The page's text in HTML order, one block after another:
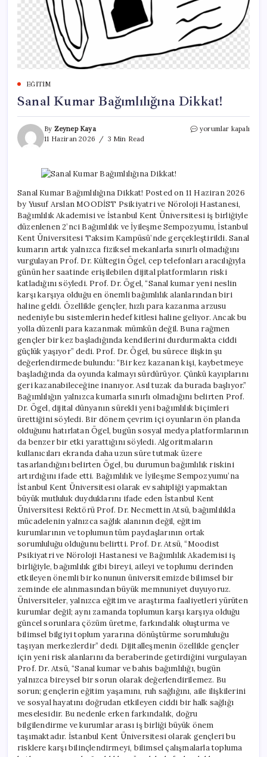
EĞITIM
Sanal Kumar Bağımlılığına Dikkat!
By Zeynep Kaya
11 Haziran 2026
3 Min Read
Sanal
yorumlar kapalı
Sanal Kumar Bağımlılığına Dikkat! Posted on 11 Haziran 2026
by Yusuf Arslan MOODİST Psikiyatri ve Nöroloji Hastanesi,
Bağımlılık Akademisi ve İstanbul Kent Üniversitesi iş birliğiyle
düzenlenen 2’nci Bağımlılık ve İyileşme Sempozyumu, İstanbul
Kent Üniversitesi Taksim Kampüsü’nde gerçekleştirildi. Sanal
kumarın artık yalnızca fiziksel mekanlarla sınırlı olmadığını
vurgulayan Prof. Dr. Kültegin Ögel, cep telefonları aracılığıyla
günün her saatinde erişilebilen dijital platformların riski
katladığını söyledi. Prof. Dr. Ögel, “Sanal kumar yeni neslin
karşı karşıya olduğu en önemli bağımlılık alanlarından biri
haline geldi. Özellikle gençler, hızlı para kazanma arzusu
nedeniyle bu sistemlerin hedef kitlesi haline geliyor. Ancak bu
yolla düzenli para kazanmak mümkün değil. Buna rağmen
gençler bir kez başladığında kendilerini durdurmakta ciddi
güçlük yaşıyor” dedi. Prof. Dr. Ögel, bu sürece ilişkin şu
değerlendirmede bulundu: “Bir kez kazanan kişi, kaybetmeye
başladığında da oyunda kalmayı sürdürüyor. Çünkü kayıplarını
geri kazanabileceğine inanıyor. Asıl tuzak da burada başlıyor.”
Bağımlılığın yalnızca kumarla sınırlı olmadığını belirten Prof.
Dr. Ögel, dijital dünyanın sürekli yeni bağımlılık biçimleri
ürettiğini söyledi. Bir dönem çevrim içi oyunların ön planda
olduğunu hatırlatan Ögel, bugün sosyal medya platformlarının
da benzer bir etki yarattığını söyledi. Algoritmaların
kullanıcıları ekranda daha uzun süre tutmak üzere
tasarlandığını belirten Ögel, bu durumun bağımlılık riskini
artırdığını ifade etti. Bağımlılık ve İyileşme Sempozyumu’na
İstanbul Kent Üniversitesi olarak ev sahipliği yapmaktan
büyük mutluluk duyduklarını ifade eden İstanbul Kent
Üniversitesi Rektörü Prof. Dr. Necmettin Atsü, bağımlılıkla
mücadelenin yalnızca sağlık alanının değil, eğitim
kurumlarının ve toplumun tüm paydaşlarının ortak
sorumluluğu olduğunu belirtti. Prof. Dr. Atsü, “Moodist
Psikiyatri ve Nöroloji Hastanesi ve Bağımlılık Akademisi iş
birliğiyle, bağımlılık gibi bireyi, aileyi ve toplumu derinden
etkileyen önemli bir konunun üniversitemizde bilimsel bir
zeminde ele alınmasından büyük memnuniyet duyuyoruz.
Üniversiteler, yalnızca eğitim ve araştırma faaliyetleri yürüten
kurumlar değil; aynı zamanda toplumun karşı karşıya olduğu
güncel sorunlara çözüm üretme, farkındalık oluşturma ve
bilimsel bilgiyi toplum yararına dönüştürme sorumluluğu
taşıyan merkezlerdir” dedi. Dijitalleşmenin özellikle gençler
için yeni risk alanlarını da beraberinde getirdiğini vurgulayan
Prof. Dr. Atsü, “Sanal kumar ve bahis bağımlılığı, bugün
yalnızca bireysel bir sorun olarak değerlendirilemez. Bu
sorun; gençlerin eğitim yaşamını, ruh sağlığını, aile ilişkilerini
ve sosyal hayatını doğrudan etkileyen ciddi bir halk sağlığı
meselesidir. Bu nedenle erken farkındalık, doğru
bilgilendirme ve kurumlar arası iş birliği büyük önem
taşımaktadır. İstanbul Kent Üniversitesi olarak gençleri bu
risklere karşı bilinçlendirmeyi, bilimsel çalışmalarla topluma